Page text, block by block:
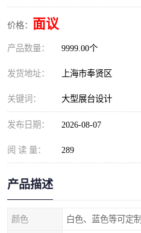
价格： 面议
产品数量： 9999.00个
发货地址： 上海市奉贤区
关键词： 大型展台设计
发布日期： 2026-08-07
阅 读 量： 289
产品描述
颜色 白色、蓝色等可定制